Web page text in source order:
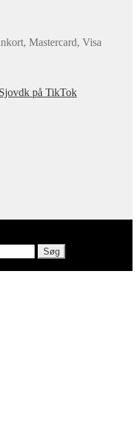
på TikTok
Søg